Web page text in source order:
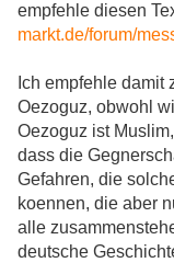
empfehle diesen
markt.de/forum/
Ich empfehle damit
Oezoguz, obwohl
Oezoguz ist
dass die
Gefahren, die
koennen, die aber
alle
deutsche